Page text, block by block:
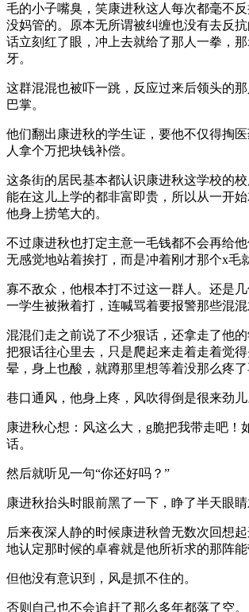
毛的小子嘴臭，笑康进秋这人每次都毫不
没妈管的。原本无所谓被纠缠也没有去反
话立刻红了眼，冲上去就给了那人一拳，
牙。
这群混混也被吓一跳，反应过来后领头的
巴掌。
他们翻出康进秋的学生证，要他不仅得掏
人拿个万把块钱补偿。
这条街的居民基本都认识康进秋这学校的
能在这儿上学的都非富即贵，所以从一开
他身上捞笔大的。
不过康进秋也打定主意一毛钱都不会再给
无感觉地站着挨打，而是冲着刚才那个x毛
寡不敌众，他根本打不过这一群人。还是
一学生被揪着打，连喊骂着要报警那些混混
混混们走之前说了不少狠话，还拿走了他
把狠话往心里去，只是爬起来走着走着觉
晕，身上也酸，就蹲那里想等着没那么疼了
巷口通风，他身上疼，风吹得倒是很来劲儿
康进秋心想：风这么大，g脆把我带走吧！
话。
然后就听见一句“你还好吗？”
康进秋抬头时眼前黑了一下，睁了半天眼睛
后来夜深人静的时候康进秋曾无数次回想
地认定那时候的卓睿就是他所祈求的那阵能
但他没有意识到，风是抓不住的。
否则自己也不会追赶了那么多年都落了空。